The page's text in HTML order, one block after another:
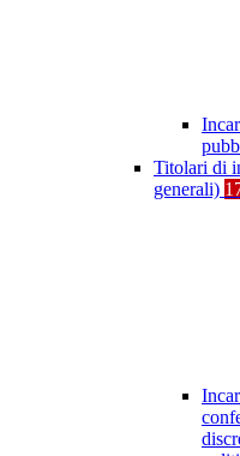
Titolari di
generali)